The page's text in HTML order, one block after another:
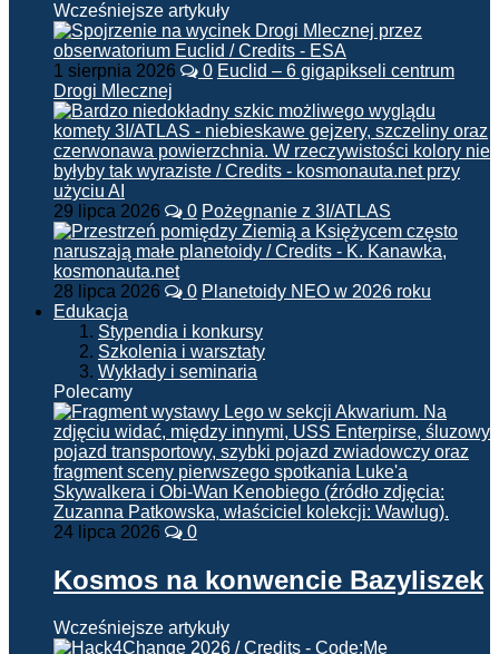
Wcześniejsze artykuły
1 sierpnia 2026 0 Euclid – 6 gigapikseli centrum
Drogi Mlecznej
29 lipca 2026 0 Pożegnanie z 3I/ATLAS
28 lipca 2026 0 Planetoidy NEO w 2026 roku
Edukacja
Stypendia i konkursy
Szkolenia i warsztaty
Wykłady i seminaria
Polecamy
24 lipca 2026 0
Kosmos na konwencie Bazyliszek
Wcześniejsze artykuły